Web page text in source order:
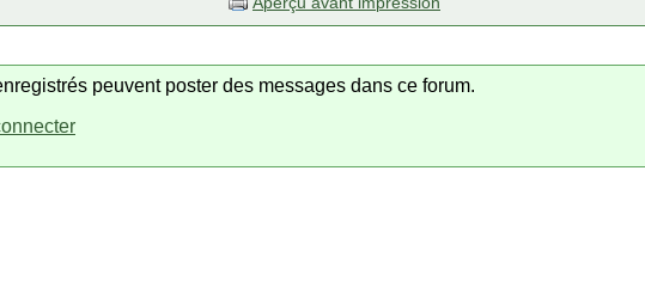
peuvent poster des messages dans ce forum.